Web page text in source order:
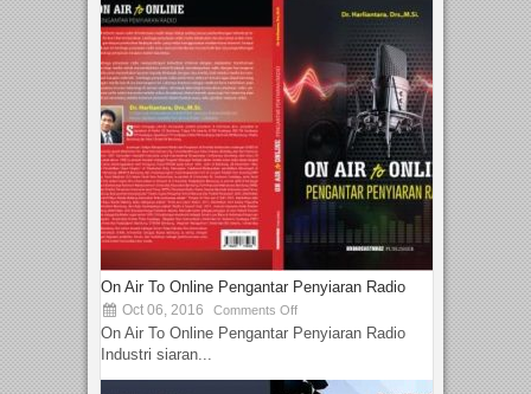
On Air To Online Pengantar Penyiaran Radio
Oct 06, 2016 Comments Off
On Air To Online Pengantar Penyiaran Radio
Industri siaran...